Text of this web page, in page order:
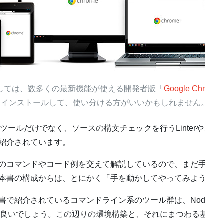
ては、数多くの最新機能が使える開発者版「 Google
インストールして、使い分ける方がいいかもしれません。
ールだけでなく、ソースの構文チェックを行うLinter
介されています。
マンドやコード例を交えて解説しているので、まだ
の構成からは、とにかく「手を動かしてやってみよ
紹介されているコマンドライン系のツール群は、
いでしょう。この辺りの環境構築と、それにまつわる